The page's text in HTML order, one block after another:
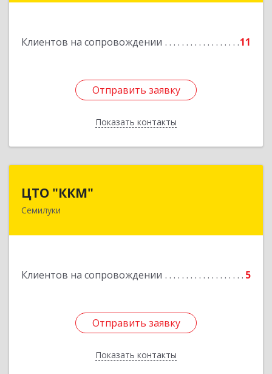
Клиентов на сопровождении 11
Отправить заявку
Показать контакты
Подробнее
Отправить заявку
Назад
ЦТО "ККМ"
Семилуки
Клиентов на сопровождении 5
Отправить заявку
Показать контакты
Отправить заявку
Назад